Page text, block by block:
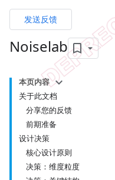
发送反馈
Noiselab
本页内容
关于此文档
分享您的反馈
前期准备
设计决策
核心设计原则
决策：维度粒度